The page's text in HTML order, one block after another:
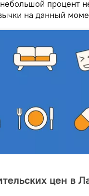
процент
на данный
цен в